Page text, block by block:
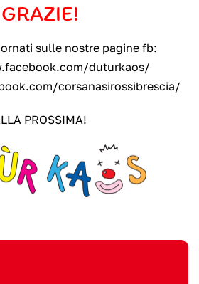
GRAZIE!
sulle nostre pagine fb:
duturkaos/
corsanasirossibrescia/
PROSSIMA!